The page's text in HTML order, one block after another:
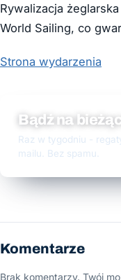
Rywalizacja
World Sailing, co
Strona wydarzenia
Bądź na
Raz w tygodniu -
mailu. Bez spamu.
Komentarze
Brak komentarzy. Twój